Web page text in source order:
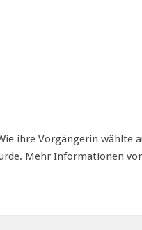
ihre Vorgängerin wählte
Mehr Informationen